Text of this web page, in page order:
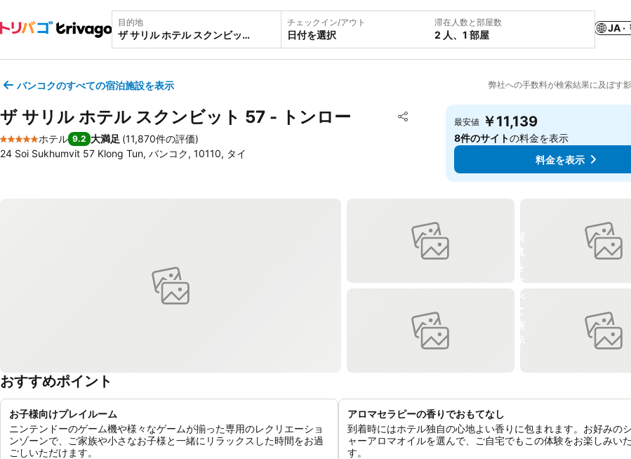
目的地 チェックイン/アウト
日付を選択
滞在人数と部屋数
2 人、1 部屋
JA ·
バンコクのすべての宿泊施設を表示 弊社への手数料が検索結果に及ぼす
ザ サリル ホテル スクンビット 57 - トンロー シェア
お気に入りに追加
5 ホテルのランク
ホテル 9.2 大満足 (11,870件の評価)
24 Soi Sukhumvit 57 Klong Tun, バンコク, 10110, タイ
最安値 ￥11,139
8件のサイトの料金を表示
料金を表示
おすすめポイント
お子様向けプレイルーム
ニンテンドーのゲーム機や様々なゲームが揃った専用のレクリエーショ
ンゾーンで、ご家族や小さなお子様と一緒にリラックスした時間をお過
ごしいただけます。
アロマセラピーの香りでおもてなし
到着時にはホテル独自の心地よい香りに包まれます。お好みの
ャーアロマオイルを選んで、ご自宅でもこの体験をお楽しみい
す。